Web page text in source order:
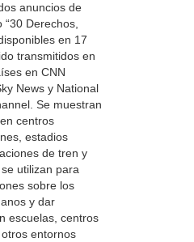
anuncios de
“30 Derechos,
en 17
transmitidos en
en CNN
News y National
Se muestran
centros
estadios
de tren y
utilizan para
sobre los
y dar
escuelas, centros
entornos